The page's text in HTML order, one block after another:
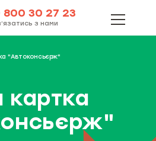
800 30 27 23
з нами
"Автоконсьєрж"
картка